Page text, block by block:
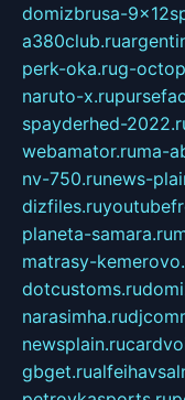
domizbrusa-
a380club.ru
perk-oka.rug-
naruto-x.ru
spayderhed-
webamator.ruma-
nv-750.runews-
dizfiles.ru
planeta-samara.ru
matrasy-
dotcustoms.ru
narasimha.ru
newsplain.ru
gbget.ru